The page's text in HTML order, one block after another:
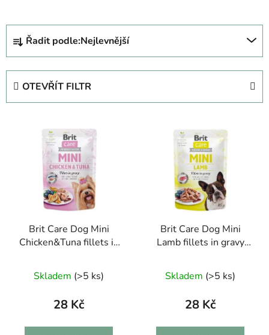
Ř
z
Řadit podle:Nejlevnější
OTEVŘÍT FILTR
Brit Care Dog Mini
Chicken&Tuna fillets in
Skladem (>5 ks)
28 Kč
Brit Care Dog Mini
Lamb fillets in gravy
Skladem (>5 ks)
28 Kč